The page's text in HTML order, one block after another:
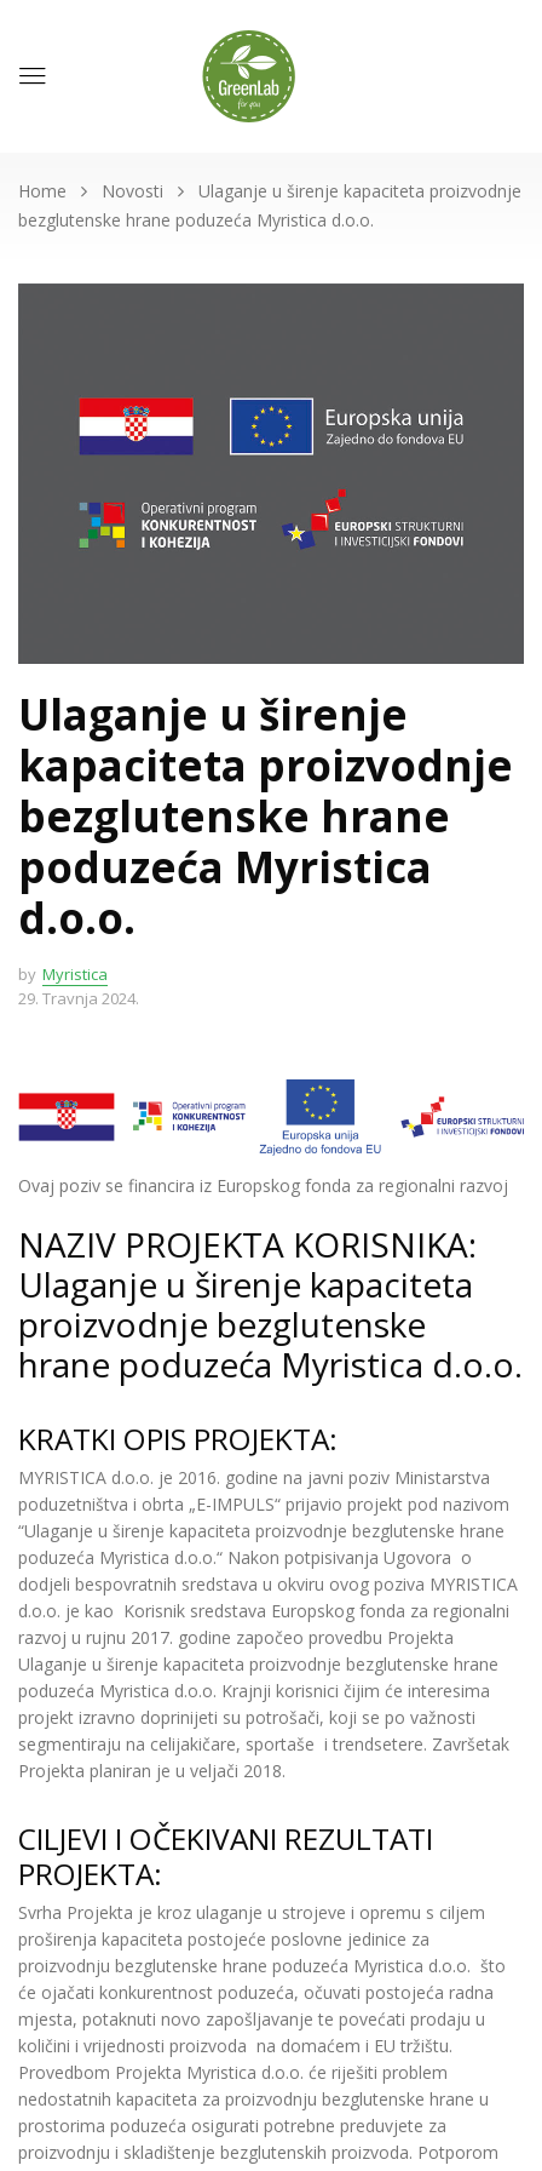
Home Novosti
Ulaganje u širenje kapaciteta proizvodnje
bezglutenske hrane poduzeća Myristica d.o.o.
Ulaganje u širenje
kapaciteta proizvodnje
bezglutenske hrane
poduzeća Myristica
d.o.o.
by Myristica
29. Travnja 2024.
Ovaj poziv se financira iz Europskog fonda za regionalni razvoj
NAZIV PROJEKTA KORISNIKA:
Ulaganje u širenje kapaciteta
proizvodnje bezglutenske
hrane poduzeća Myristica d.o.o.
KRATKI OPIS PROJEKTA:
MYRISTICA d.o.o. je 2016. godine na javni poziv Ministarstva
poduzetništva i obrta „E-IMPULS“ prijavio projekt pod nazivom
“Ulaganje u širenje kapaciteta proizvodnje bezglutenske hrane
poduzeća Myristica d.o.o.“ Nakon potpisivanja Ugovora o
dodjeli bespovratnih sredstava u okviru ovog poziva MYRISTICA
d.o.o. je kao Korisnik sredstava Europskog fonda za regionalni
razvoj u rujnu 2017. godine započeo provedbu Projekta
Ulaganje u širenje kapaciteta proizvodnje bezglutenske hrane
poduzeća Myristica d.o.o. Krajnji korisnici čijim će interesima
projekt izravno doprinijeti su potrošači, koji se po važnosti
segmentiraju na celijakičare, sportaše i trendsetere. Završetak
Projekta planiran je u veljači 2018.
CILJEVI I OČEKIVANI REZULTATI
PROJEKTA:
Svrha Projekta je kroz ulaganje u strojeve i opremu s ciljem
proširenja kapaciteta postojeće poslovne jedinice za
proizvodnju bezglutenske hrane poduzeća Myristica d.o.o. što
će ojačati konkurentnost poduzeća, očuvati postojeća radna
mjesta, potaknuti novo zapošljavanje te povećati prodaju u
količini i vrijednosti proizvoda na domaćem i EU tržištu.
Provedbom Projekta Myristica d.o.o. će riješiti problem
nedostatnih kapaciteta za proizvodnju bezglutenske hrane u
prostorima poduzeća osigurati potrebne preduvjete za
proizvodnju i skladištenje bezglutenskih proizvoda. Potporom